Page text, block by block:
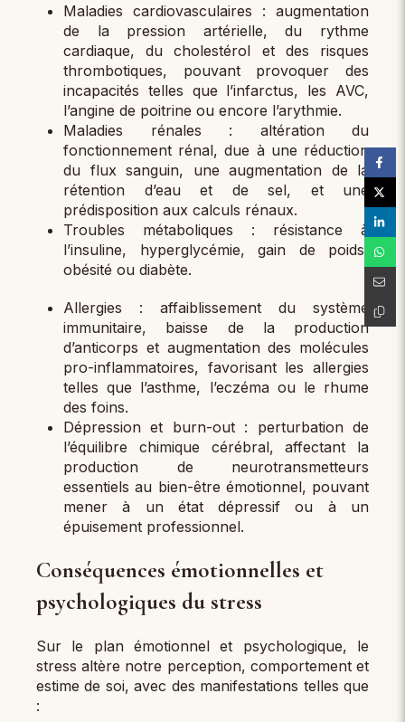
Maladies cardiovasculaires : augmentation
de la pression artérielle, du rythme
cardiaque, du cholestérol et des risques
thrombotiques, pouvant provoquer des
incapacités telles que l’infarctus, les AVC,
l’angine de poitrine ou encore l’arythmie.
Maladies rénales : altération du
fonctionnement rénal, due à une réduction
du flux sanguin, une augmentation de la
rétention d’eau et de sel, et une
prédisposition aux calculs rénaux.
Troubles métaboliques : résistance à
l’insuline, hyperglycémie, gain de poids,
obésité ou diabète.
Allergies : affaiblissement du système
immunitaire, baisse de la production
d’anticorps et augmentation des molécules
pro-inflammatoires, favorisant les allergies
telles que l’asthme, l’eczéma ou le rhume
des foins.
Dépression et burn-out : perturbation de
l’équilibre chimique cérébral, affectant la
production de neurotransmetteurs
essentiels au bien-être émotionnel, pouvant
mener à un état dépressif ou à un
épuisement professionnel.
Conséquences émotionnelles et
psychologiques du stress
Sur le plan émotionnel et psychologique, le
stress altère notre perception, comportement et
estime de soi, avec des manifestations telles que
: